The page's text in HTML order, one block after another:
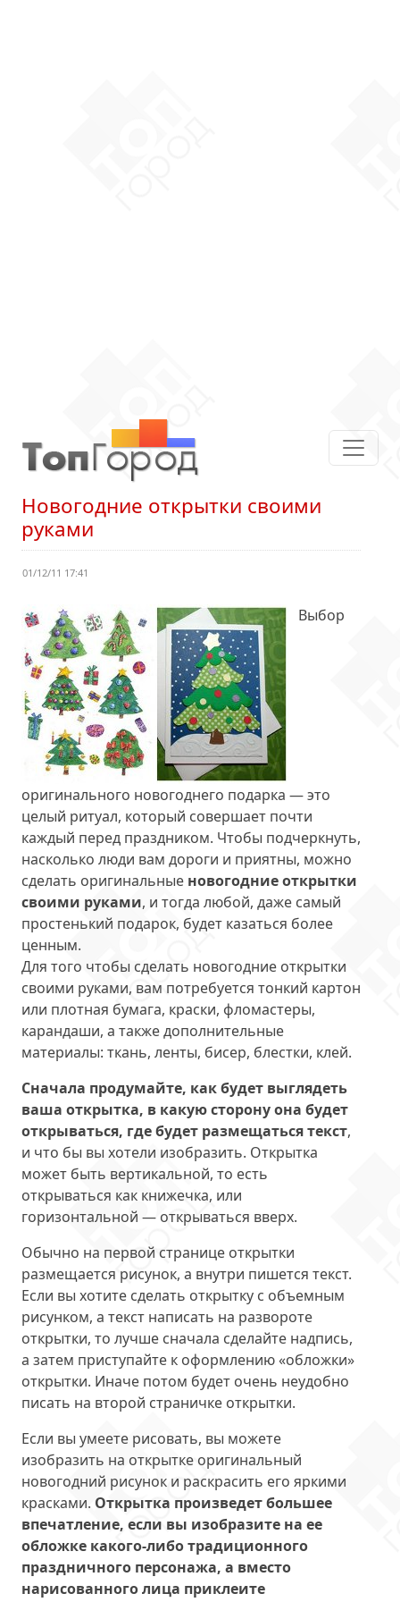
Новогодние открытки своими
руками
01/12/11 17:41
Выбор
оригинального новогоднего подарка — это
целый ритуал, который совершает почти
каждый перед праздником. Чтобы подчеркнуть,
насколько люди вам дороги и приятны, можно
сделать оригинальные новогодние открытки
своими руками, и тогда любой, даже самый
простенький подарок, будет казаться более
ценным.
Для того чтобы сделать новогодние открытки
своими руками, вам потребуется тонкий картон
или плотная бумага, краски, фломастеры,
карандаши, а также дополнительные
материалы: ткань, ленты, бисер, блестки, клей.
Сначала продумайте, как будет выглядеть
ваша открытка, в какую сторону она будет
открываться, где будет размещаться текст,
и что бы вы хотели изобразить. Открытка
может быть вертикальной, то есть
открываться как книжечка, или
горизонтальной — открываться вверх.
Обычно на первой странице открытки
размещается рисунок, а внутри пишется текст.
Если вы хотите сделать открытку с объемным
рисунком, а текст написать на развороте
открытки, то лучше сначала сделайте надпись,
а затем приступайте к оформлению «обложки»
открытки. Иначе потом будет очень неудобно
писать на второй страничке открытки.
Если вы умеете рисовать, вы можете
изобразить на открытке оригинальный
новогодний рисунок и раскрасить его яркими
красками. Открытка произведет большее
впечатление, если вы изобразите на ее
обложке какого-либо традиционного
праздничного персонажа, а вместо
нарисованного лица приклеите